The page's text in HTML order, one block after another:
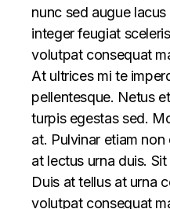
nunc sed augue
integer feugiat
volutpat consequat
At ultrices mi te
pellentesque. Netus
turpis egestas sed.
at. Pulvinar etiam
at lectus urna duis.
Duis at tellus at urna
volutpat consequat